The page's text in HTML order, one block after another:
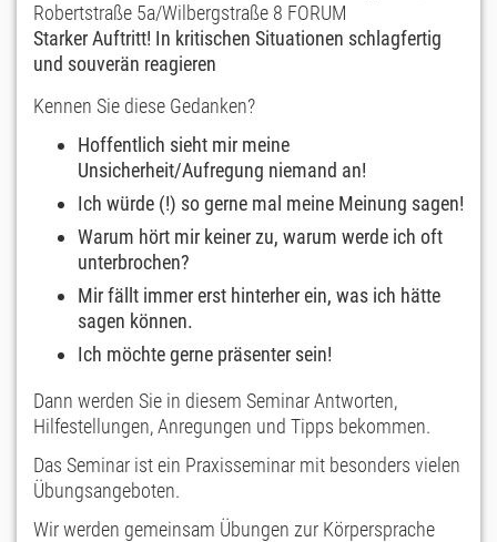
Robertstraße 5a/Wilbergstraße 8 FORUM
Starker Auftritt! In kritischen Situationen schlagfertig
und souverän reagieren
Kennen Sie diese Gedanken?
Hoffentlich sieht mir meine
Unsicherheit/Aufregung niemand an!
Ich würde (!) so gerne mal meine Meinung sagen!
Warum hört mir keiner zu, warum werde ich oft
unterbrochen?
Mir fällt immer erst hinterher ein, was ich hätte
sagen können.
Ich möchte gerne präsenter sein!
Dann werden Sie in diesem Seminar Antworten,
Hilfestellungen, Anregungen und Tipps bekommen.
Das Seminar ist ein Praxisseminar mit besonders vielen
Übungsangeboten.
Wir werden gemeinsam Übungen zur Körpersprache